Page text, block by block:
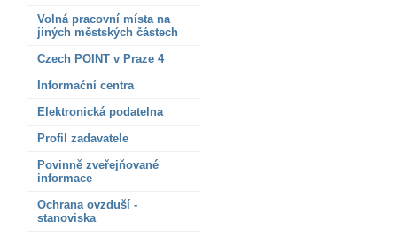
Volná pracovní místa na
jiných městských částech
Czech POINT v Praze 4
Informační centra
Elektronická podatelna
Profil zadavatele
Povinně zveřejňované
informace
Ochrana ovzduší -
stanoviska